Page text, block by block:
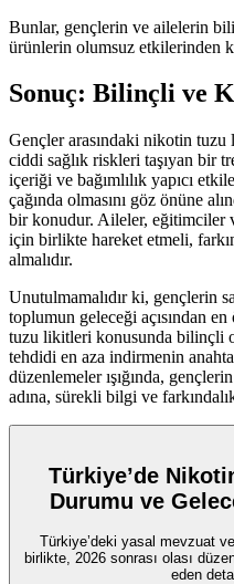
Bunlar, gençlerin ve ailelerin
ürünlerin olumsuz etkilerinden
Sonuç: Bilinçli ve
Gençler arasındaki nikotin tuzu
ciddi sağlık riskleri taşıyan bir
içeriği ve bağımlılık yapıcı
çağında olmasını göz önüne
bir konudur. Aileler, eğitimciler
için birlikte hareket etmeli,
almalıdır.
Unutulmamalıdır ki, gençlerin
toplumun geleceği açısından
tuzu likitleri konusunda bilinçli
tehdidi en aza indirmenin
düzenlemeler ışığında,
adına, sürekli bilgi ve
Türkiye’de
Durumu ve
Türkiye’deki yasal mevzuat
birlikte, 2026 sonrası olası
eden